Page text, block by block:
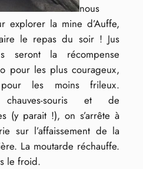
nous
explorer la mine d’Auffe,
le repas du soir ! Jus
seront la récompense
pour les plus courageux,
les moins frileux.
souris et de
(y parait !), on s’arrête à
sur l’affaissement de la
La moutarde réchauffe.
le froid.